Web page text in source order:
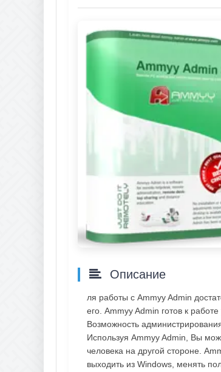
Описание
ля работы с Ammyy Admin
его. Ammyy Admin готов к
Возможность
Используя Ammyy Admin, Вы
человека на другой стороне.
выходить из Windows, менять